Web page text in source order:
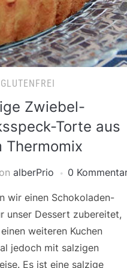
GLUTENFREI
Zwiebel-
Torte aus
Thermomix
alberPrio 0
wir einen Schokoladen-
unser Dessert zubereitet,
weiteren Kuchen
jedoch mit salzigen
Es ist eine salzige